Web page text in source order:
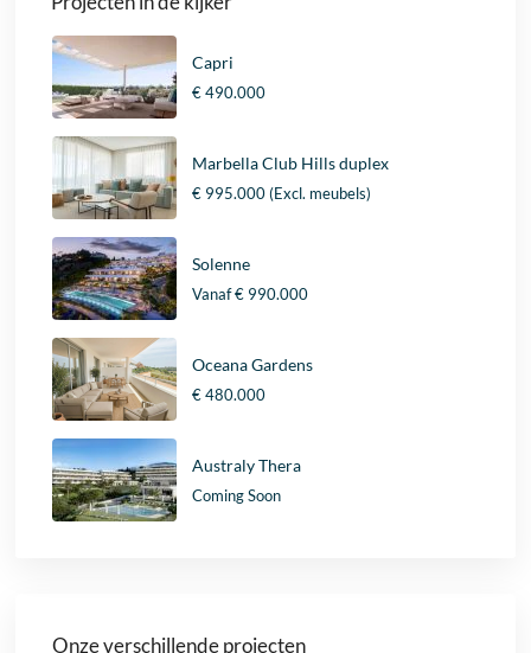
Capri
€ 490.000
Marbella Club Hills duplex
€ 995.000(Excl. meubels)
Solenne
Vanaf€ 990.000
Oceana Gardens
€ 480.000
Australy Thera
Coming Soon
Onze verschillende projecten